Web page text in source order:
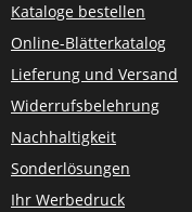
Kataloge bestellen
Online-Blätterkatalog
Lieferung und Versand
Widerrufsbelehrung
Nachhaltigkeit
Sonderlösungen
Ihr Werbedruck